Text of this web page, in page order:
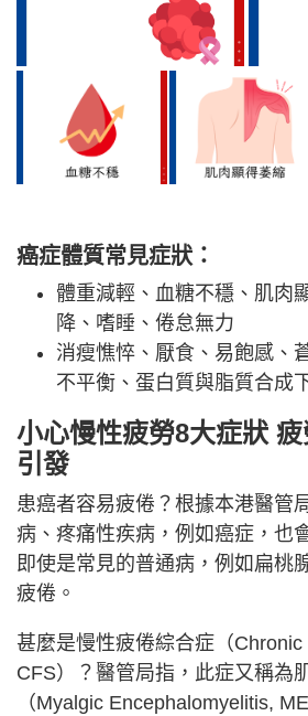
癌症體質常見症狀：
體重減輕、血糖不穩、肌肉
降、嗜睡、倦怠無力
消瘦憔悴、厭食、易飽感、
不平衡、蛋白質與脂質合成
小心慢性疲勞8大症狀
引發
患癌者容易疲倦？根據本港醫管
病、疼痛性疾病，例如癌症，也
即使是常見的普通病，例如扁桃
疲倦。
甚麼是慢性疲倦綜合症（
CFS）？醫管局指，此症又稱為
（Myalgic Encephalomyelitis,